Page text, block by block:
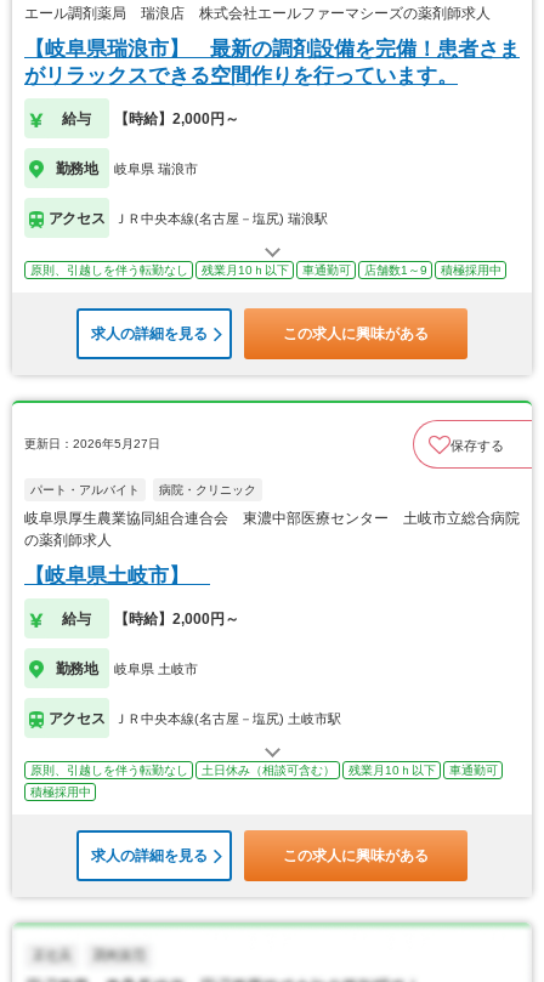
エール調剤薬局 瑞浪店 株式会社エールファーマシーズの薬剤師求人
【岐阜県瑞浪市】 最新の調剤設備を完備！患者さま
がリラックスできる空間作りを行っています。
給与 【時給】2,000円～
勤務地 岐阜県 瑞浪市
アクセス ＪＲ中央本線(名古屋－塩尻) 瑞浪駅
原則、引越しを伴う転勤なし 残業月10ｈ以下 車通勤可 店舗数1～9 積極採用中
求人の詳細を見る この求人に興味がある
更新日：2026年5月27日 保存する
パート・アルバイト 病院・クリニック
岐阜県厚生農業協同組合連合会 東濃中部医療センター 土岐市立総合病院
の薬剤師求人
【岐阜県土岐市】
給与 【時給】2,000円～
勤務地 岐阜県 土岐市
アクセス ＪＲ中央本線(名古屋－塩尻) 土岐市駅
原則、引越しを伴う転勤なし 土日休み（相談可含む） 残業月10ｈ以下
車通勤可
積極採用中
求人の詳細を見る この求人に興味がある